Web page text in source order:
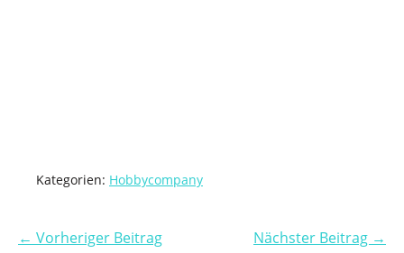
Kategorien: Hobbycompany
← Vorheriger Beitrag Nächster Beitrag →